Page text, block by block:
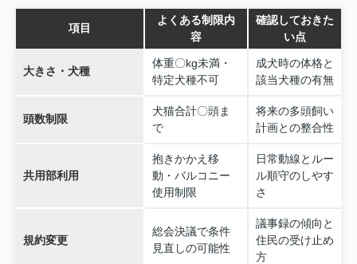
項目
よくある制限内
容
確認しておきた
い点
大きさ・犬種
体重〇kg未満・
特定犬種不可
成犬時の体格と
該当犬種の有無
頭数制限
犬猫合計〇頭ま
で
将来の多頭飼い
計画との整合性
共用部利用
抱きかかえ移
動・バルコニー
使用制限
日常動線とルー
ル順守のしやす
さ
規約変更
総会決議で条件
見直しの可能性
議事録の傾向と
住民の受け止め
方